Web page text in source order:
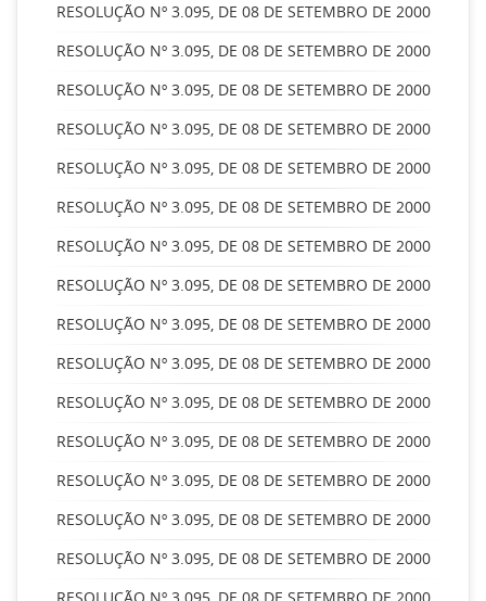
RESOLUÇÃO Nº 3.095, DE 08 DE SETEMBRO DE 2000
RESOLUÇÃO Nº 3.095, DE 08 DE SETEMBRO DE 2000
RESOLUÇÃO Nº 3.095, DE 08 DE SETEMBRO DE 2000
RESOLUÇÃO Nº 3.095, DE 08 DE SETEMBRO DE 2000
RESOLUÇÃO Nº 3.095, DE 08 DE SETEMBRO DE 2000
RESOLUÇÃO Nº 3.095, DE 08 DE SETEMBRO DE 2000
RESOLUÇÃO Nº 3.095, DE 08 DE SETEMBRO DE 2000
RESOLUÇÃO Nº 3.095, DE 08 DE SETEMBRO DE 2000
RESOLUÇÃO Nº 3.095, DE 08 DE SETEMBRO DE 2000
RESOLUÇÃO Nº 3.095, DE 08 DE SETEMBRO DE 2000
RESOLUÇÃO Nº 3.095, DE 08 DE SETEMBRO DE 2000
RESOLUÇÃO Nº 3.095, DE 08 DE SETEMBRO DE 2000
RESOLUÇÃO Nº 3.095, DE 08 DE SETEMBRO DE 2000
RESOLUÇÃO Nº 3.095, DE 08 DE SETEMBRO DE 2000
RESOLUÇÃO Nº 3.095, DE 08 DE SETEMBRO DE 2000